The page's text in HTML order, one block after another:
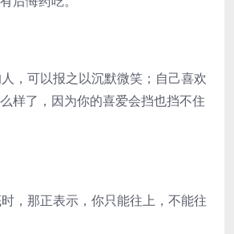
，可以报之以沉默微笑；自己喜欢
样了，因为你的喜爱会挡也挡不住
，那正表示，你只能往上，不能往